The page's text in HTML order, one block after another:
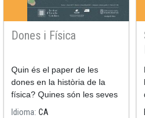
Dones i Física
Quin és el paper de les
dones en la història de la
física? Quines són les seves
aportacions? Quin camí han
Idioma CA